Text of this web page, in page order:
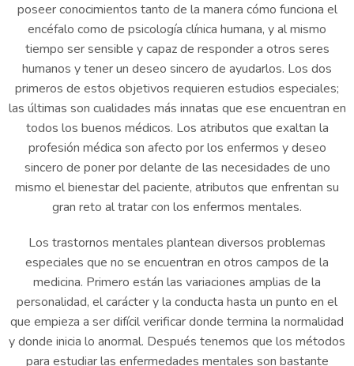
poseer conocimientos tanto de la manera cómo funciona el
encéfalo como de psicología clínica humana, y al mismo
tiempo ser sensible y capaz de responder a otros seres
humanos y tener un deseo sincero de ayudarlos. Los dos
primeros de estos objetivos requieren estudios especiales;
las últimas son cualidades más innatas que ese encuentran en
todos los buenos médicos. Los atributos que exaltan la
profesión médica son afecto por los enfermos y deseo
sincero de poner por delante de las necesidades de uno
mismo el bienestar del paciente, atributos que enfrentan su
gran reto al tratar con los enfermos mentales.
Los trastornos mentales plantean diversos problemas
especiales que no se encuentran en otros campos de la
medicina. Primero están las variaciones amplias de la
personalidad, el carácter y la conducta hasta un punto en el
que empieza a ser difícil verificar donde termina la normalidad
y donde inicia lo anormal. Después tenemos que los métodos
para estudiar las enfermedades mentales son bastante